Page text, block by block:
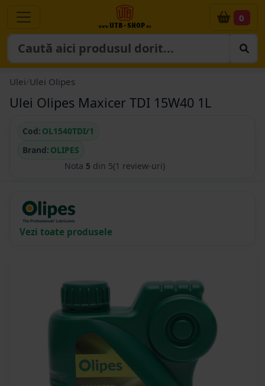
0
Ulei Ulei Olipes
Ulei Olipes Maxicer TDI 15W40 1L
Cod: OL1540TDI/1
Brand: OLIPES
Nota 5 din 5(1 review-uri)
Vezi toate produsele